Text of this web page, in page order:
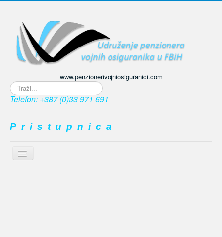
www.penzionerivojniosiguranici.com
Traži...
Telefon: +387 (0)33 971 691
P r i s t u p n i c a
Prikaz